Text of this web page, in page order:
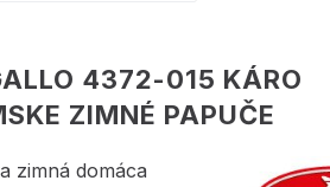
4372-015 KÁRO
ZIMNÉ PAPUČE
zimná domáca